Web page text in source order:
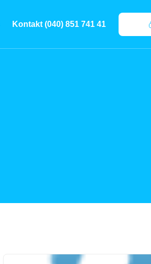
Kontakt (040) 851 741 41